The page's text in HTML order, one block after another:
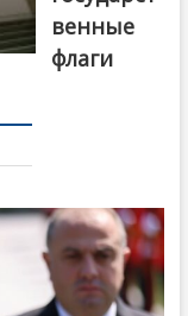
венные
флаги